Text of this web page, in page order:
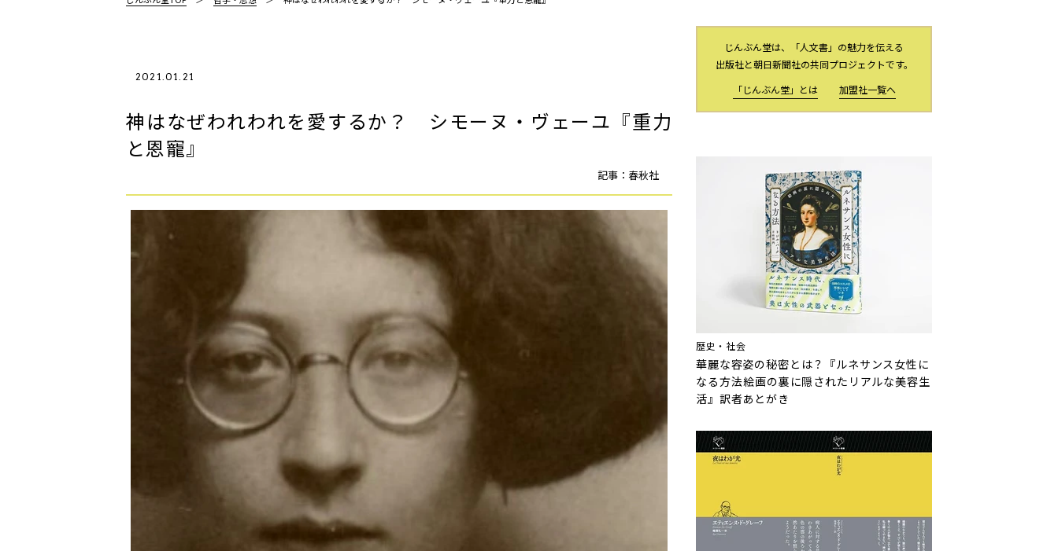
2021.01.21
神はなぜわれわれを愛するか？ シモーヌ・ヴェーユ『重力
と恩寵』
記事：春秋社
じんぶん堂は、「人文書」の魅力を伝える
出版社と朝日新聞社の共同プロジェクトです。
「じんぶん堂」とは
加盟社一覧へ
歴史・社会
華麗な容姿の秘密とは？『ルネサンス女性に
なる方法――絵画の裏に隠されたリアルな美容生
活』訳者あとがき